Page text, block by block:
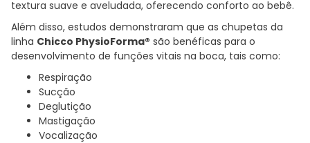
textura suave e aveludada, oferecendo conforto ao bebê.
Além disso, estudos demonstraram que as chupetas da
linha Chicco PhysioForma® são benéficas para o
desenvolvimento de funções vitais na boca, tais como:
Respiração
Sucção
Deglutição
Mastigação
Vocalização